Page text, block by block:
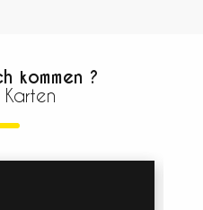
kommen ?
Karten